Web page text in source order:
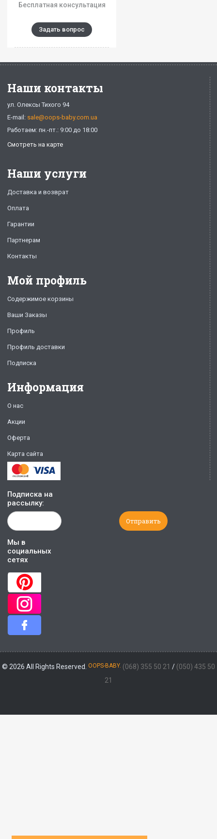
Бесплатная консультация
Задать вопрос
Наши контакты
ул. Олексы Тихого 94
E-mail: sale@oops-baby.com.ua
Работаем: пн.-пт.: 9:00 до 18:00
Смотреть на карте
Наши услуги
Доставка и возврат
Оплата
Гарантии
Партнерам
Контакты
Мой профиль
Содержимое корзины
Ваши Заказы
Профиль
Профиль доставки
Подписка
Информация
О нас
Акции
Оферта
Карта сайта
Подписка на
рассылку:
Мы в
социальных
сетях
© 2026 All Rights Reserved. OOPS-BABY. (068) 355 50 21 / (050) 435 50
21